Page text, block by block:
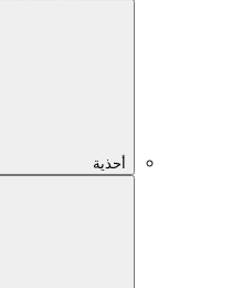
أحذية